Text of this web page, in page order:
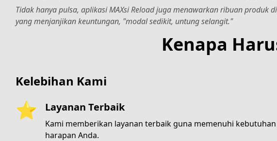
Tidak hanya pulsa, aplikasi MAXsi Reload juga menawarkan ribuan produk
yang menjanjikan keuntungan, "modal sedikit, untung selangit."
Kenapa
Kelebihan Kami
⭐ Layanan Terbaik
Kami memberikan layanan terbaik guna memenuhi
harapan Anda.